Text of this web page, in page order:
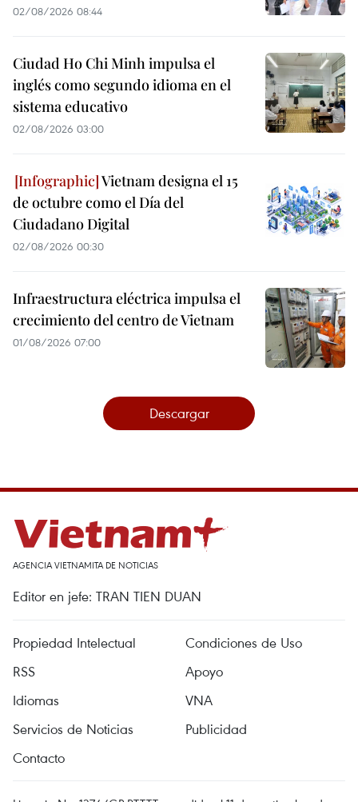
02/08/2026 08:44
Ciudad Ho Chi Minh impulsa el
inglés como segundo idioma en el
sistema educativo
02/08/2026 03:00
Vietnam designa el 15
de octubre como el Día del
Ciudadano Digital
02/08/2026 00:30
Infraestructura eléctrica impulsa el
crecimiento del centro de Vietnam
01/08/2026 07:00
Descargar
AGENCIA VIETNAMITA DE NOTICIAS
Editor en jefe: TRAN TIEN DUAN
Propiedad Intelectual
Condiciones de Uso
RSS
Apoyo
Idiomas
VNA
Servicios de Noticias
Publicidad
Contacto